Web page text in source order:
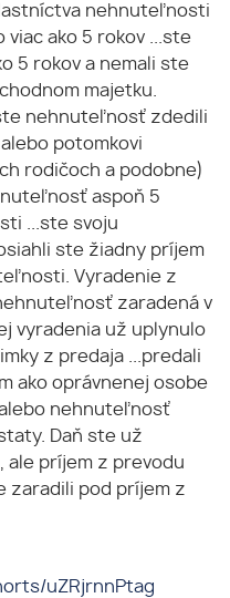
nehnuteľnosti
viac ako 5 rokov ...ste
5 rokov a nemali ste
majetku.
nehnuteľnosť zdedili
potomkovi
rodičoch a podobne)
aspoň 5
...ste svoju
ste žiadny príjem
Vyradenie z
zaradená v
vyradenia už uplynulo
z predaja ...predali
ako oprávnenej osobe
nehnuteľnosť
Daň ste už
ale príjem z prevodu
pod príjem z
uZRjrnnPtag